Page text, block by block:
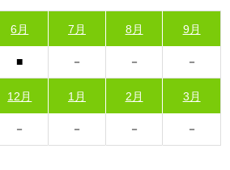
6月 7月 8月 9月
12月 1月 2月 3月